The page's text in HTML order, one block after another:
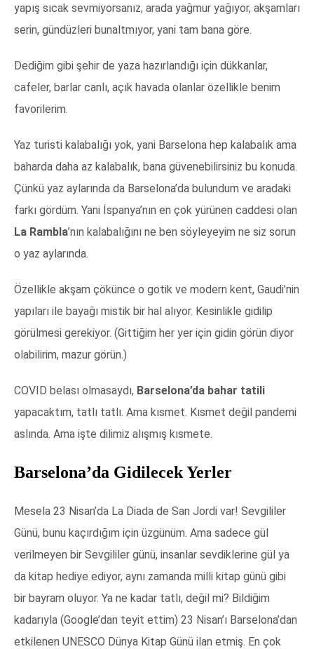
yapış sıcak sevmiyorsanız, arada yağmur yağıyor, akşamları
serin, gündüzleri bunaltmıyor, yani tam bana göre.
Dediğim gibi şehir de yaza hazırlandığı için dükkanlar,
cafeler, barlar canlı, açık havada olanlar özellikle benim
favorilerim.
Yaz turisti kalabalığı yok, yani Barselona hep kalabalık ama
baharda daha az kalabalık, bana güvenebilirsiniz bu konuda.
Çünkü yaz aylarında da Barselona’da bulundum ve aradaki
farkı gördüm. Yani İspanya’nın en çok yürünen caddesi olan
La Rambla’nın kalabalığını ne ben söyleyeyim ne siz sorun
o yaz aylarında.
Özellikle akşam çökünce o gotik ve modern kent, Gaudi’nin
yapıları ile bayağı mistik bir hal alıyor. Kesinlikle gidilip
görülmesi gerekiyor. (Gittiğim her yer için gidin görün diyor
olabilirim, mazur görün.)
COVID belası olmasaydı, Barselona’da bahar tatili
yapacaktım, tatlı tatlı. Ama kısmet. Kısmet değil pandemi
aslında. Ama işte dilimiz alışmış kısmete.
Barselona’da Gidilecek Yerler
Mesela 23 Nisan’da La Diada de San Jordi var! Sevgililer
Günü, bunu kaçırdığım için üzgünüm. Ama sadece gül
verilmeyen bir Sevgililer günü, insanlar sevdiklerine gül ya
da kitap hediye ediyor, aynı zamanda milli kitap günü gibi
bir bayram oluyor. Ya ne kadar tatlı, değil mi? Bildiğim
kadarıyla (Google’dan teyit ettim) 23 Nisan’ı Barselona’dan
etkilenen UNESCO Dünya Kitap Günü ilan etmiş. En çok